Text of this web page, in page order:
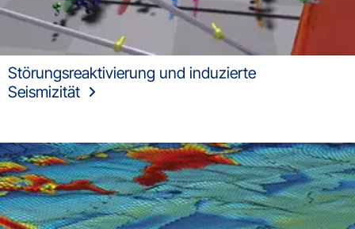
Störungsreaktivierung und induzierte
Seismizität